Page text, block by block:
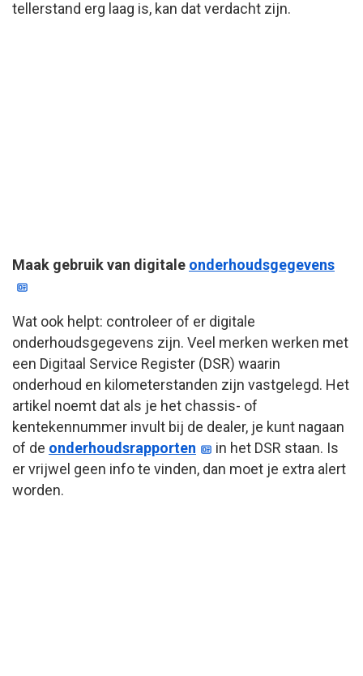
tellerstand erg laag is, kan dat verdacht zijn.
Maak gebruik van digitale onderhoudsgegevens
Wat ook helpt: controleer of er digitale
onderhoudsgegevens zijn. Veel merken werken met
een Digitaal Service Register (DSR) waarin
onderhoud en kilometerstanden zijn vastgelegd. Het
artikel noemt dat als je het chassis- of
kentekennummer invult bij de dealer, je kunt nagaan
of de onderhoudsrapporten
in het DSR staan. Is
er vrijwel geen info te vinden, dan moet je extra alert
worden.